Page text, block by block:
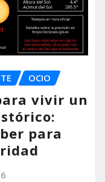
OCIO
vivir un
para